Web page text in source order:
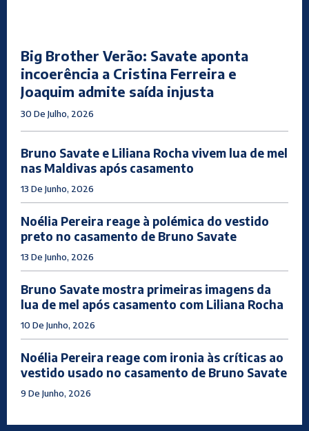
Big Brother Verão: Savate aponta
incoerência a Cristina Ferreira e
Joaquim admite saída injusta
30 De Julho, 2026
Bruno Savate e Liliana Rocha vivem lua de mel
nas Maldivas após casamento
13 De Junho, 2026
Noélia Pereira reage à polémica do vestido
preto no casamento de Bruno Savate
13 De Junho, 2026
Bruno Savate mostra primeiras imagens da
lua de mel após casamento com Liliana Rocha
10 De Junho, 2026
Noélia Pereira reage com ironia às críticas ao
vestido usado no casamento de Bruno Savate
9 De Junho, 2026